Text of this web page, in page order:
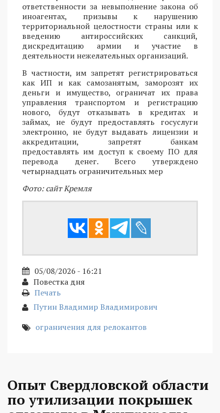
ответственности за невыполнение закона об
иноагентах, призывы к нарушению
территориальной целостности страны или к
введению антироссийских санкций,
дискредитацию армии и участие в
деятельности нежелательных организаций.
В частности, им запретят регистрироваться
как ИП и как самозанятым, заморозят их
деньги и имущество, ограничат их права
управления транспортом и регистрацию
нового, будут отказывать в кредитах и
займах, не будут предоставлять госуслуги
электронно, не будут выдавать лицензии и
аккредитации, запретят банкам
предоставлять им доступ к своему ПО для
перевода денег. Всего утверждено
четырнадцать ограничительных мер
Фото: сайт Кремля
05/08/2026 - 16:21
Повестка дня
Печать
Путин Владимир Владимирович
ограничения для релокантов
Опыт Свердловской области
по утилизации покрышек